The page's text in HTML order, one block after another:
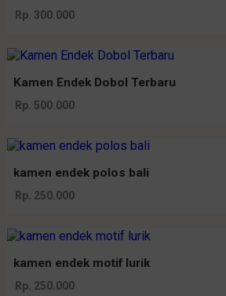
Rp. 300.000
Kamen Endek Dobol Terbaru
Rp. 500.000
kamen endek polos bali
Rp. 250.000
kamen endek motif lurik
Rp. 250.000